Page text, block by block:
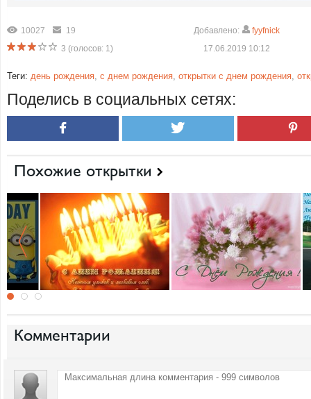
10027
19
3 (голосов: 1)
Добавлено:
fyyfnick
17.06.2019 10:12
Теги: день рождения, с днем рождения, открытки с днем рождения,
Поделись в социальных сетях:
Похожие открытки
Комментарии